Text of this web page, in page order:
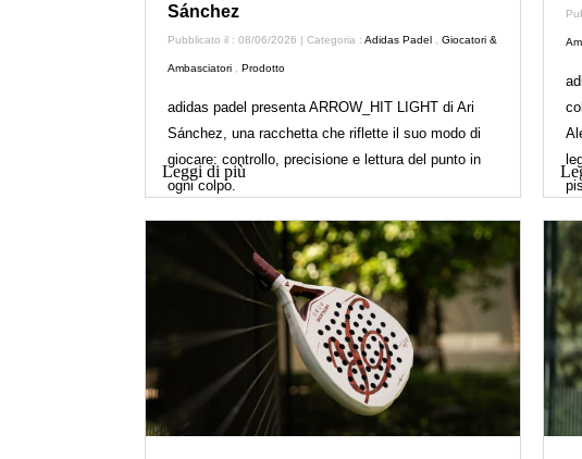
Sánchez
Pubblicato il : 08/06/2026 | Categoria : Adidas Padel, Giocatori &
Ambasciatori, Prodotto
adidas padel presenta ARROW_HIT LIGHT di Ari
Sánchez, una racchetta che riflette il suo modo di
giocare: controllo, precisione e lettura del punto in
ogni colpo.
Leggi di più